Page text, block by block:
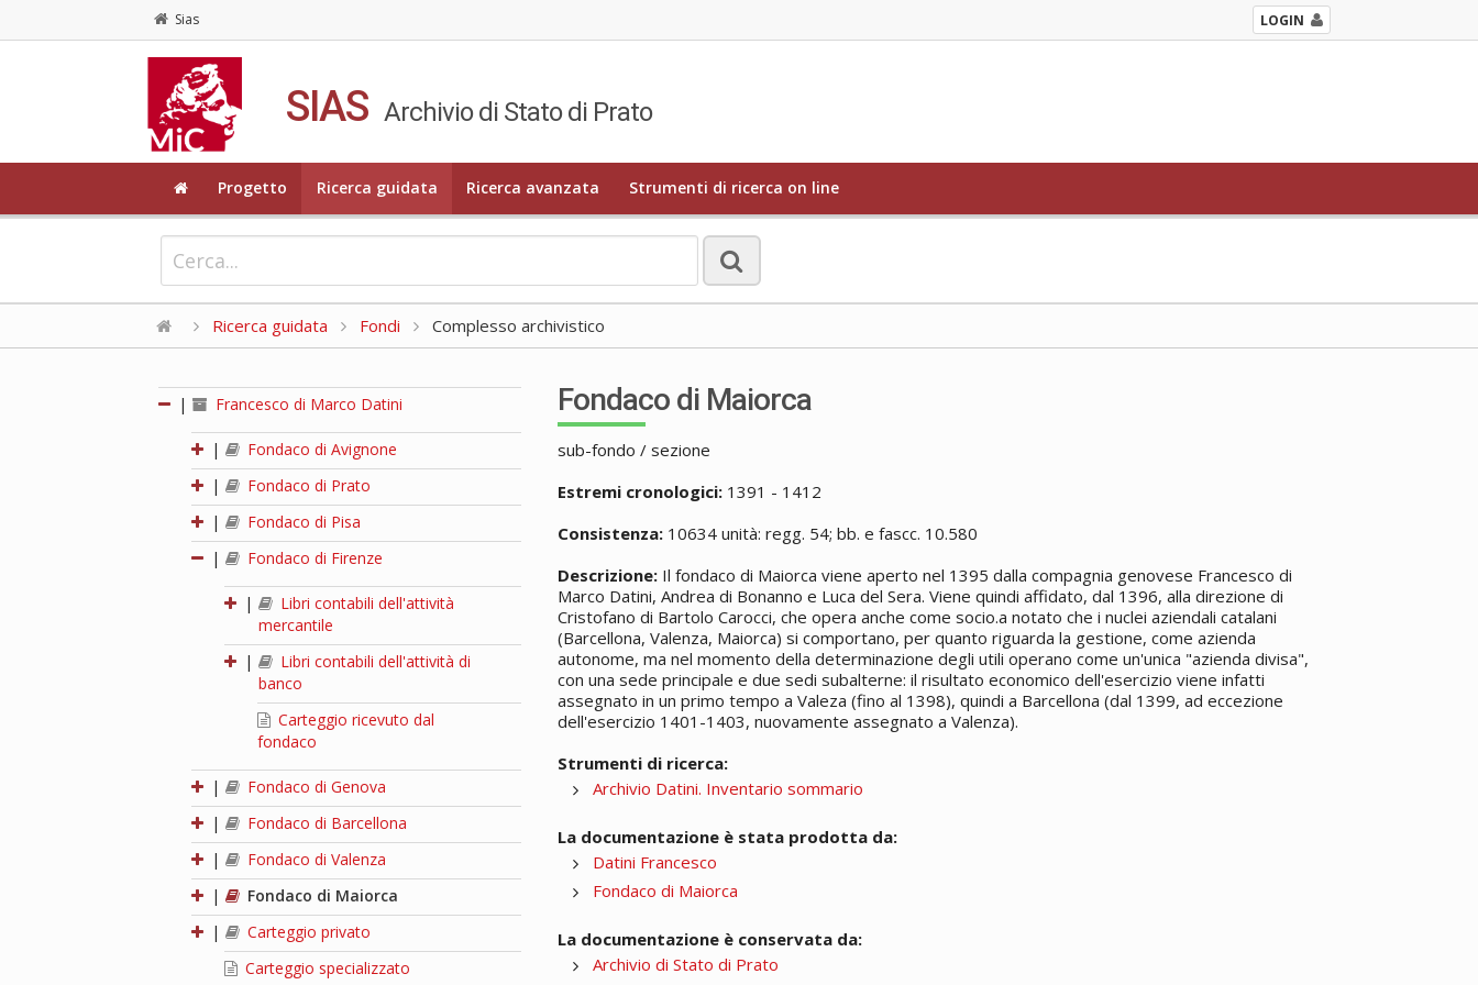
Sias LOGIN
SIAS Archivio di Stato di Prato
Progetto Ricerca guidata Ricerca avanzata Strumenti di ricerca on line
Ricerca guidata Fondi Complesso archivistico
| Francesco di Marco Datini
|
Fondaco di Avignone
|
Fondaco di Prato
|
Fondaco di Pisa
|
Fondaco di Firenze
|
Libri contabili dell'attività
mercantile
|
Libri contabili dell'attività di
banco
Carteggio ricevuto dal
fondaco
|
Fondaco di Genova
|
Fondaco di Barcellona
|
Fondaco di Valenza
|
Fondaco di Maiorca
|
Carteggio privato
Carteggio specializzato
Fondaco di Maiorca
sub-fondo / sezione
Estremi cronologici: 1391 - 1412
Consistenza: 10634 unità: regg. 54; bb. e fascc. 10.580
Descrizione: Il fondaco di Maiorca viene aperto nel 1395 dalla compagnia genovese Francesco di
Marco Datini, Andrea di Bonanno e Luca del Sera. Viene quindi affidato, dal 1396, alla direzione di
Cristofano di Bartolo Carocci, che opera anche come socio.a notato che i nuclei aziendali catalani
(Barcellona, Valenza, Maiorca) si comportano, per quanto riguarda la gestione, come azienda
autonome, ma nel momento della determinazione degli utili operano come un'unica "azienda divisa",
con una sede principale e due sedi subalterne: il risultato economico dell'esercizio viene infatti
assegnato in un primo tempo a Valeza (fino al 1398), quindi a Barcellona (dal 1399, ad eccezione
dell'esercizio 1401-1403, nuovamente assegnato a Valenza).
Strumenti di ricerca:
Archivio Datini. Inventario sommario
La documentazione è stata prodotta da:
Datini Francesco
Fondaco di Maiorca
La documentazione è conservata da:
Archivio di Stato di Prato